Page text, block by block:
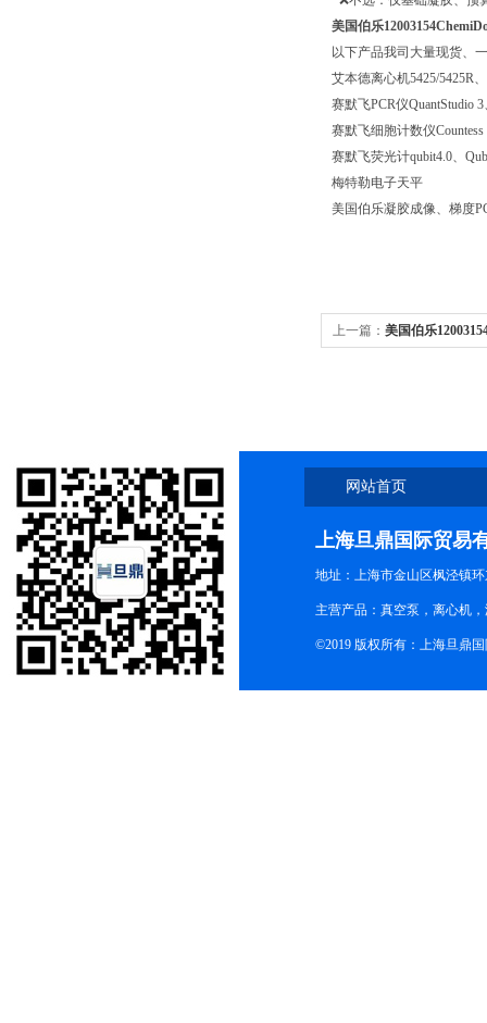
美国伯乐
以下产品我司大量现货、
艾本德离心机5425/5425R
赛默飞PCR仪QuantStudio
赛默飞细胞计数仪Countess
赛默飞荧光计qubit4.0、
梅特勒电子天平
美国伯乐凝胶成像、梯度
上一篇： 美国伯乐
网站首页
上海旦鼎国际贸易
地址：上海市金山区枫泾镇
主营产品：真空泵，离心机
©2019 版权所有：上海旦鼎